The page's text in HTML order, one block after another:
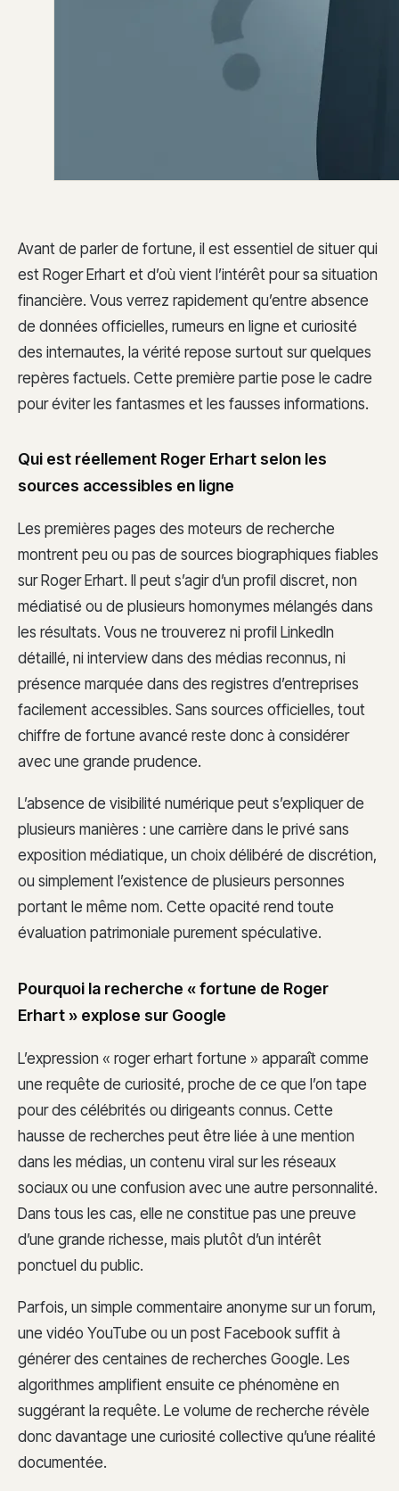
Avant de parler de fortune, il est essentiel de situer qui
est Roger Erhart et d’où vient l’intérêt pour sa situation
financière. Vous verrez rapidement qu’entre absence
de données officielles, rumeurs en ligne et curiosité
des internautes, la vérité repose surtout sur quelques
repères factuels. Cette première partie pose le cadre
pour éviter les fantasmes et les fausses informations.
Qui est réellement Roger Erhart selon les
sources accessibles en ligne
Les premières pages des moteurs de recherche
montrent peu ou pas de sources biographiques fiables
sur Roger Erhart. Il peut s’agir d’un profil discret, non
médiatisé ou de plusieurs homonymes mélangés dans
les résultats. Vous ne trouverez ni profil LinkedIn
détaillé, ni interview dans des médias reconnus, ni
présence marquée dans des registres d’entreprises
facilement accessibles. Sans sources officielles, tout
chiffre de fortune avancé reste donc à considérer
avec une grande prudence.
L’absence de visibilité numérique peut s’expliquer de
plusieurs manières : une carrière dans le privé sans
exposition médiatique, un choix délibéré de discrétion,
ou simplement l’existence de plusieurs personnes
portant le même nom. Cette opacité rend toute
évaluation patrimoniale purement spéculative.
Pourquoi la recherche « fortune de Roger
Erhart » explose sur Google
L’expression « roger erhart fortune » apparaît comme
une requête de curiosité, proche de ce que l’on tape
pour des célébrités ou dirigeants connus. Cette
hausse de recherches peut être liée à une mention
dans les médias, un contenu viral sur les réseaux
sociaux ou une confusion avec une autre personnalité.
Dans tous les cas, elle ne constitue pas une preuve
d’une grande richesse, mais plutôt d’un intérêt
ponctuel du public.
Parfois, un simple commentaire anonyme sur un forum,
une vidéo YouTube ou un post Facebook suffit à
générer des centaines de recherches Google. Les
algorithmes amplifient ensuite ce phénomène en
suggérant la requête. Le volume de recherche révèle
donc davantage une curiosité collective qu’une réalité
documentée.